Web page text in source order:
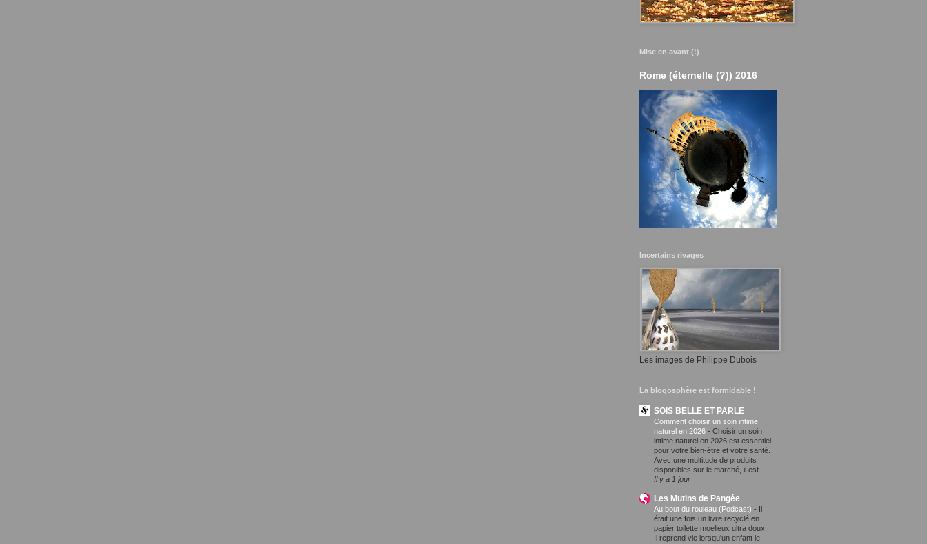
Mise en avant (!)
Rome (éternelle (?)) 2016
Incertains rivages
Les images de Philippe Dubois
La blogosphère est formidable !
SOIS BELLE ET PARLE
Comment choisir un soin intime
naturel en 2026 - Choisir un soin
intime naturel en 2026 est essentiel
pour votre bien-être et votre santé.
Avec une multitude de produits
disponibles sur le marché, il est ...
Il y a 1 jour
Les Mutins de Pangée
Au bout du rouleau (Podcast) - Il
était une fois un livre recyclé en
papier toilette moelleux ultra doux.
Il reprend vie lorsqu'un enfant le